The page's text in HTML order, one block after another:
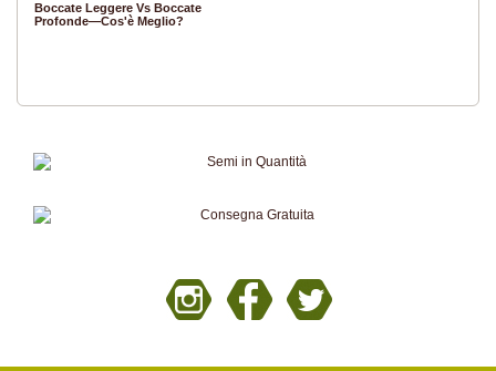
Boccate Leggere Vs Boccate
Profonde—Cos'è Meglio?